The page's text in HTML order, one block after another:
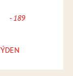
- 189